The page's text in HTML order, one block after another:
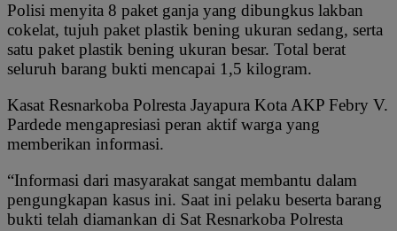
Polisi menyita 8 paket ganja yang dibungkus lakban
cokelat, tujuh paket plastik bening ukuran sedang, serta
satu paket plastik bening ukuran besar. Total berat
seluruh barang bukti mencapai 1,5 kilogram.
Kasat Resnarkoba Polresta Jayapura Kota AKP Febry V.
Pardede mengapresiasi peran aktif warga yang
memberikan informasi.
“Informasi dari masyarakat sangat membantu dalam
pengungkapan kasus ini. Saat ini pelaku beserta barang
bukti telah diamankan di Sat Resnarkoba Polresta